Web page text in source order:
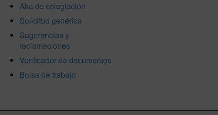
Alta de colegiación
Solicitud genérica
Sugerencias y
reclamaciones
Verificador de documentos
Bolsa de trabajo